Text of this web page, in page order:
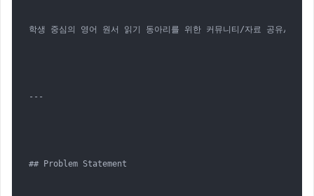
학생 중심의 영어 원서 읽기 동아리를 위한 커뮤니티/자료 공유/일
---
## Problem Statement